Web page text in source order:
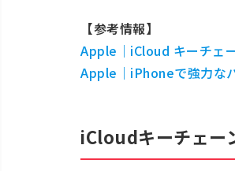
パスワードを保存
「このパスワー
危険にさらされ
iCloudキーチェー
【参考情報】
Apple｜iCloud キーチェ
Apple｜iPhoneで強力な
iCloudキーチェー